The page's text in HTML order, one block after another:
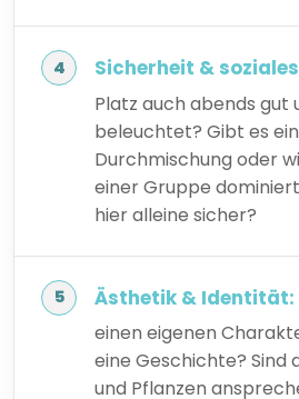
Sicherheit &
Platz auch abends gut
beleuchtet? Gibt es
Durchmischung oder
einer Gruppe
hier alleine sicher?
Ästhetik & Identität:
einen eigenen
eine Geschichte? Sind
und Pflanzen